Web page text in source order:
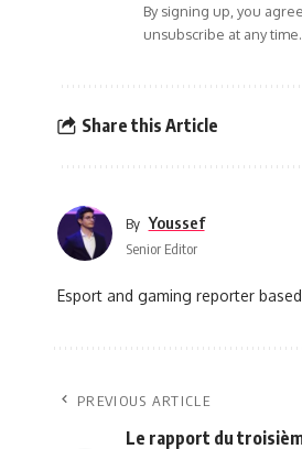
By signing up, you
unsubscribe at any time.
Share this Article
By Youssef
Senior Editor
Esport and gaming reporter
PREVIOUS ARTICLE
Le rapport du